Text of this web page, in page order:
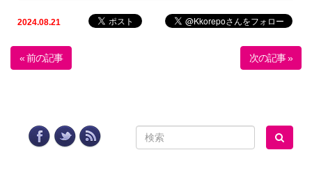
2024.08.21
« 前の記事 次の記事 »